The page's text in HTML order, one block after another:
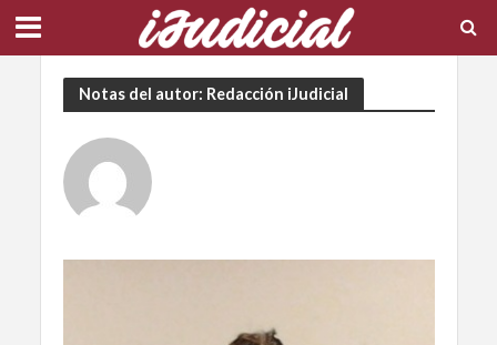
Notas del autor: Redacción iJudicial